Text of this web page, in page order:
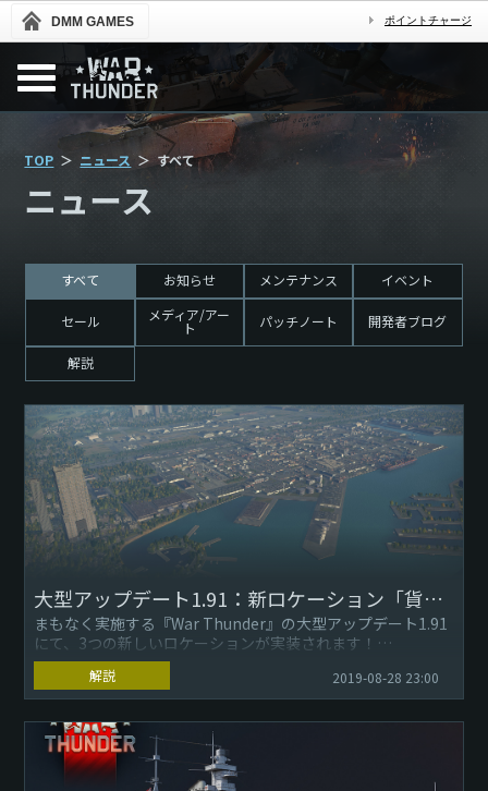
DMM GAMES ポイントチャージ
TOP ニュース すべて
ニュース
すべて お知らせ メンテナンス イベント
セール メディア/アー
ト パッチノート 開発者ブログ
解説
大型アップデート1.91：新ロケーション「貨物港」「パラオ諸島」「日本の港」
まもなく実施する『War Thunder』の大型アップデート1.91
にて、3つの新しいロケーションが実装されます！
貨物港（Cargo port）
解説 2019-08-28 23:00